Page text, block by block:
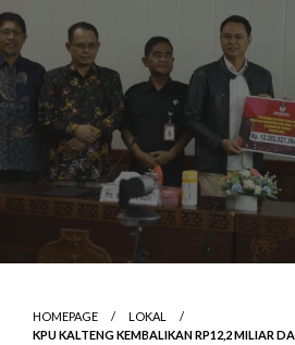
HOMEPAGE
LOKAL
KPU KALTENG KEMBALIKAN RP12,2 MILIAR